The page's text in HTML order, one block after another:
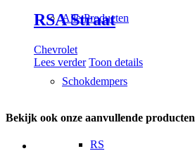
Alle Producten
Schokdempers
RS
RSA Straat
Chevrolet
Lees verder Toon details
Bekijk ook onze aanvullende producten